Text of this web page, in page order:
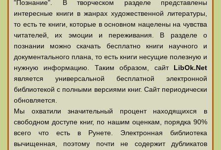
"Познание". В творческом разделе представлены
интересные книги в жанрах художественной литературы,
то есть те книги, которые в основном нацелены на чувства
читателей, их эмоции и переживания. В разделе о
познании можно скачать бесплатно книги научного и
документального плана, то есть книги несущие полезную и
нужную информацию. Таким образом, сайт LibOk.Net
является универсальной бесплатной электронной
библиотекой с полными версиями книг. Сайт периодически
обновляется.
Мы охватили значительный процент находящихся в
свободном доступе книг, по нашим оценкам, порядка 90%
всего что есть в Рунете. Электронная библиотека
вычищенная, поэтому почти не содержит дубликатов